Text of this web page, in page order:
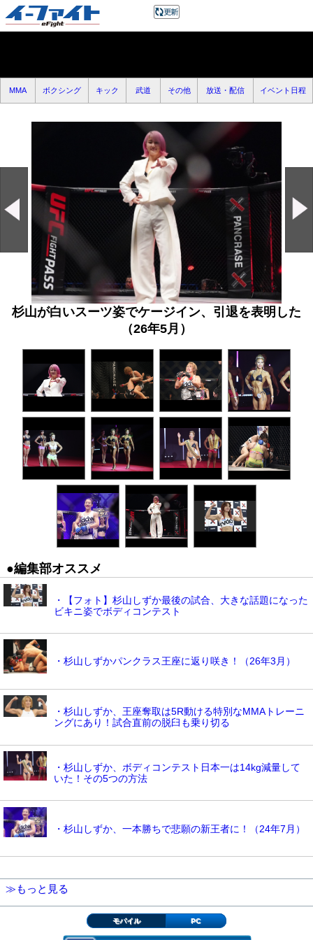
MMA ボクシング キック 武道 その他 放送・配信 イベント日程
杉山が白いスーツ姿でケージイン、引退を表明した
（26年5月）
●編集部オススメ
・【フォト】杉山しずか最後の試合、大きな話題になった
ビキニ姿でボディコンテスト
・杉山しずかパンクラス王座に返り咲き！（26年3月）
・杉山しずか、王座奪取は5R動ける特別なMMAトレーニ
ングにあり！試合直前の脱臼も乗り切る
・杉山しずか、ボディコンテスト日本一は14kg減量して
いた！その5つの方法
・杉山しずか、一本勝ちで悲願の新王者に！（24年7月）
≫もっと見る
モバイル PC